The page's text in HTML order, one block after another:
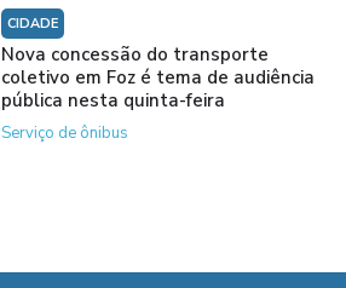
CIDADE
Nova concessão do transporte
coletivo em Foz é tema de audiência
pública nesta quinta-feira
Serviço de ônibus